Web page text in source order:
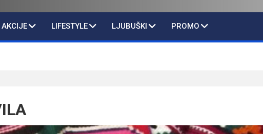
LIFESTYLE LJUBUŠKI PROMO